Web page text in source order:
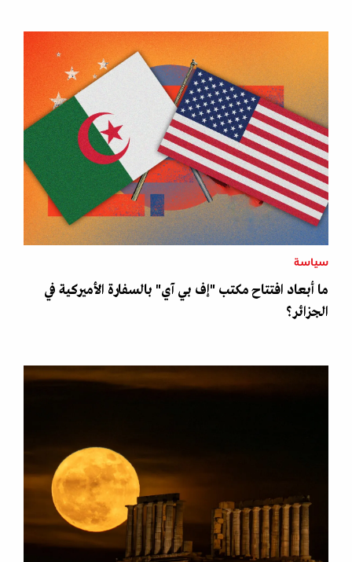
سياسة
ما أبعاد افتتاح مكتب "إف بي آي" بالسفارة الأميركية في
الجزائر؟